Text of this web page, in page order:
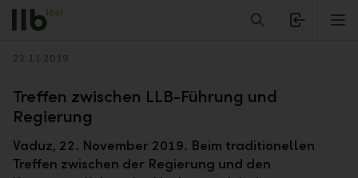
Alerts.Headline
Zurück
22.11.2019
Treffen zwischen LLB-Führung und
Regierung
Vaduz, 22. November 2019. Beim traditionellen
Treffen zwischen der Regierung und den